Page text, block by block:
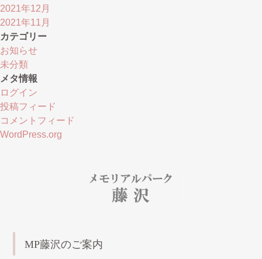
2021年12月
2021年11月
カテゴリー
お知らせ
未分類
メタ情報
ログイン
投稿フィード
コメントフィード
WordPress.org
MP藤沢のご案内